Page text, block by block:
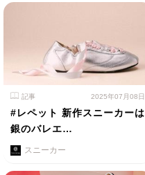
記事 2025年07月08日
#レペット 新作スニーカーは
銀のバレエ…
スニーカー